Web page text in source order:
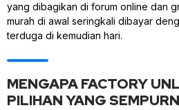
yang dibagikan di forum online dan
murah di awal seringkali dibayar
terduga di kemudian hari.
MENGAPA FACTORY
PILIHAN YANG